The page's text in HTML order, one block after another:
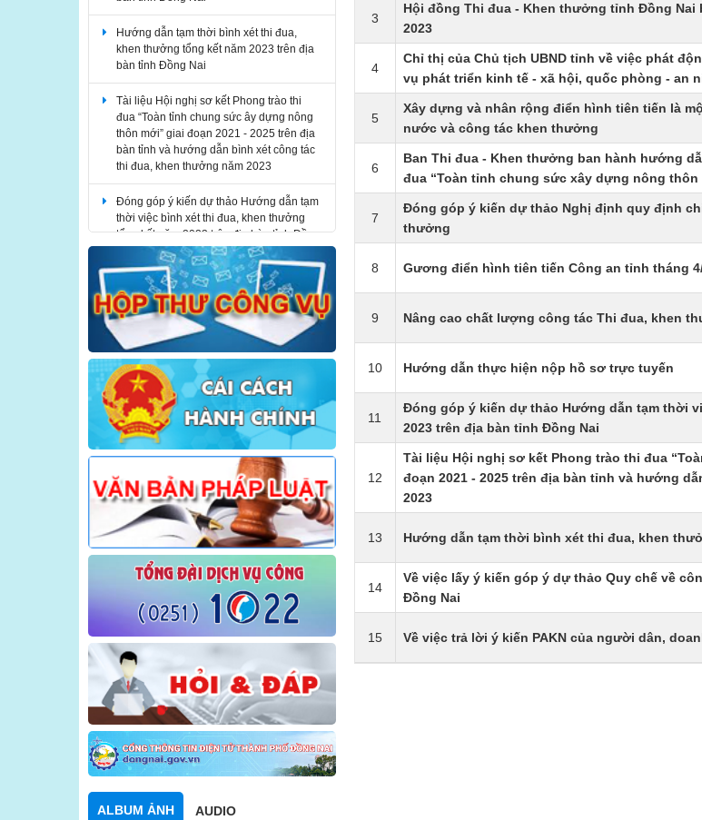
Hướng dẫn tạm thời bình xét thi đua,
khen thưởng tổng kết năm 2023 trên địa
bàn tỉnh Đồng Nai
Tài liệu Hội nghị sơ kết Phong trào thi
đua “Toàn tỉnh chung sức ây dựng nông
thôn mới” giai đoạn 2021 - 2025 trên địa
bàn tỉnh và hướng dẫn bình xét công tác
thi đua, khen thưởng năm 2023
Đóng góp ý kiến dự thảo Hướng dẫn tạm
thời việc bình xét thi đua, khen thưởng
tổng kết năm 2023 trên địa bàn tỉnh Đồng
Nai
Về việc trả lời ý kiến PAKN của người
dân, doanh nghiệp
ALBUM ẢNH AUDIO
3
Hội đồng Thi đua - Khen thưởng tỉnh Đồng Nai
2023
4
Chỉ thị của Chủ tịch UBND tỉnh về việc phát
vụ phát triển kinh tế - xã hội, quốc phòng - an
5
Xây dựng và nhân rộng điển hình tiên tiến là
nước và công tác khen thưởng
6
Ban Thi đua - Khen thưởng ban hành hướng
đua “Toàn tỉnh chung sức xây dựng nông thôn
7
Đóng góp ý kiến dự thảo Nghị định quy định
thưởng
8 Gương điển hình tiên tiến Công an tỉnh tháng
9 Nâng cao chất lượng công tác Thi đua, khen
10 Hướng dẫn thực hiện nộp hồ sơ trực tuyến
11
Đóng góp ý kiến dự thảo Hướng dẫn tạm thời
2023 trên địa bàn tỉnh Đồng Nai
12
Tài liệu Hội nghị sơ kết Phong trào thi đua
đoạn 2021 - 2025 trên địa bàn tỉnh và hướng
2023
13 Hướng dẫn tạm thời bình xét thi đua, khen
14
Về việc lấy ý kiến góp ý dự thảo Quy chế về
Đồng Nai
15 Về việc trả lời ý kiến PAKN của người dân,